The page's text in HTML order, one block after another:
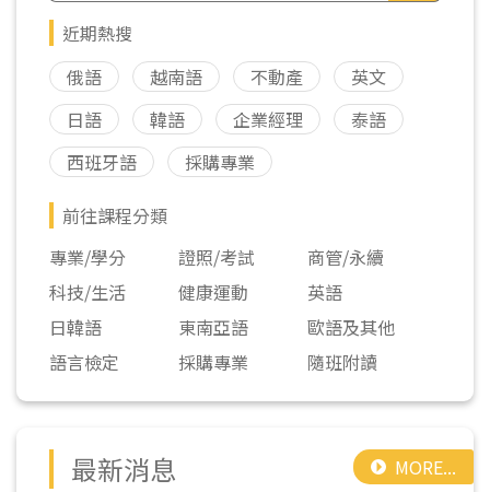
近期熱搜
俄語
越南語 不動產
英文
日語
韓語 企業經理
泰語
西班牙語
採購專業
前往課程分類
專業/學分
證照/考試
商管/永續
科技/生活
健康運動
英語
日韓語
東南亞語
歐語及其他
語言檢定
採購專業 隨班附讀
MORE...
最新消息